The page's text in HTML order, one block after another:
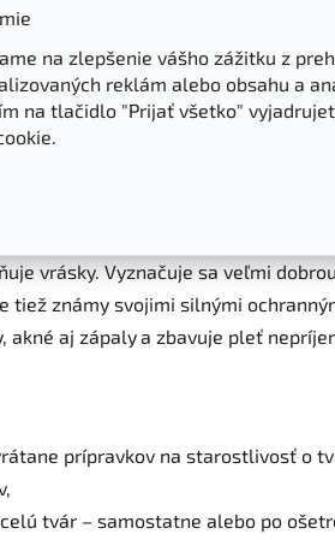
na zlepšenie vášho zážitku z
reklám alebo obsahu a
na tlačidlo "Prijať všetko"
50 ml
lisovaním za studena. Má
na
vitamín B17 - skvelého
pre rozličné psychologické a
medicíne je naozaj široké a ich
vrásky. Vyznačuje saveľmi
tiež známy svojimi silnými
akné aj zápalya zbavuje pleť
prípravkov na starostlivosť o
tvár – samostatne alebo po